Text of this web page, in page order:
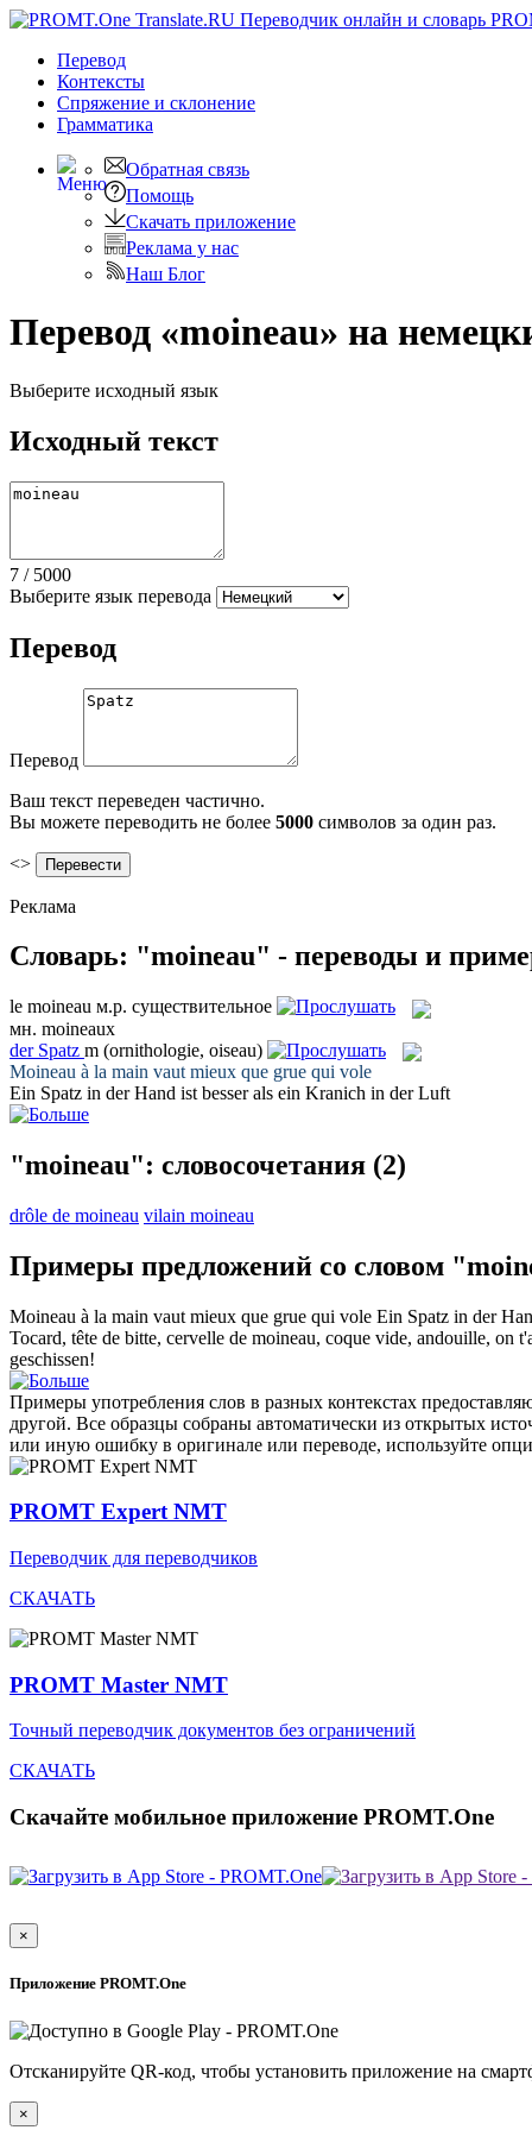
Перевод
Контексты
Спряжение и склонение
Грамматика
Обратная связь
Помощь
Скачать приложение
Реклама у нас
Наш Блог
Перевод «moineau» на
Выберите исходный язык
Исходный текст
7 / 5000
Выберите язык перевода
Перевод
Перевод
Ваш текст переведен частично.
Вы можете переводить не более 5000 символов за один раз.
<>
Реклама
Словарь: "moineau" - переводы и
le moineau м.р. существительное
мн. moineaux
der Spatz m (ornithologie, oiseau)
Moineau à la main vaut mieux que grue qui vole
Ein Spatz in der Hand ist besser als ein Kranich in der Luft
"moineau": словосочетания (2)
drôle de moineau vilain moineau
Примеры предложений со словом
Moineau à la main vaut mieux que grue qui vole Ein Spatz in der
Tocard, tête de bitte, cervelle de moineau, coque vide, andouille, on
geschissen!
Примеры употребления слов в разных контекстах
другой. Все образцы собраны автоматически из открытых
или иную ошибку в оригинале или переводе, используйте
PROMT Expert NMT
Переводчик для переводчиков
СКАЧАТЬ
PROMT Master NMT
Точный переводчик документов без ограничений
СКАЧАТЬ
Скачайте мобильное приложение PROMT.One
×
Приложение PROMT.One
Отсканируйте QR-код, чтобы установить приложение на
×